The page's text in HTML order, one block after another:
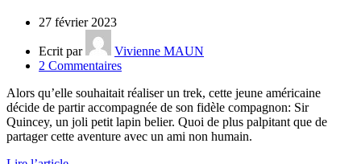
27 février 2023
Ecrit par
Vivienne MAUN
2 Commentaires
Alors qu’elle souhaitait réaliser un trek, cette jeune américaine
décide de partir accompagnée de son fidèle compagnon: Sir
Quincey, un joli petit lapin belier. Quoi de plus palpitant que de
partager cette aventure avec un ami non humain.